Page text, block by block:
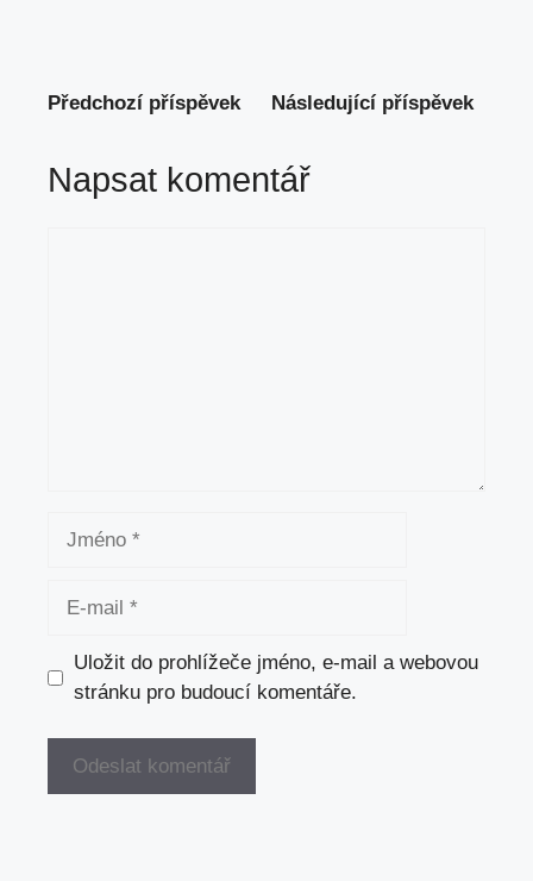
Předchozí příspěvek Následující příspěvek
Napsat komentář
Jméno
Uložit do prohlížeče jméno, e-mail a webovou
stránku pro budoucí komentáře.